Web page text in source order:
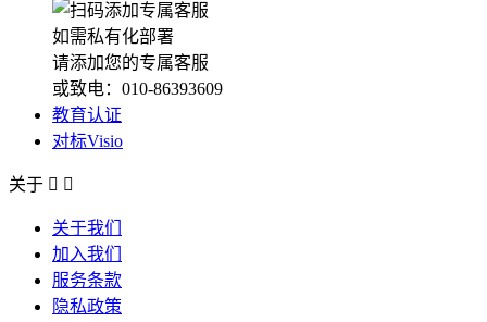
如需私有化部署
请添加您的专属客服
或致电：010-86393609
教育认证
对标Visio
关于  
关于我们
加入我们
服务条款
隐私政策